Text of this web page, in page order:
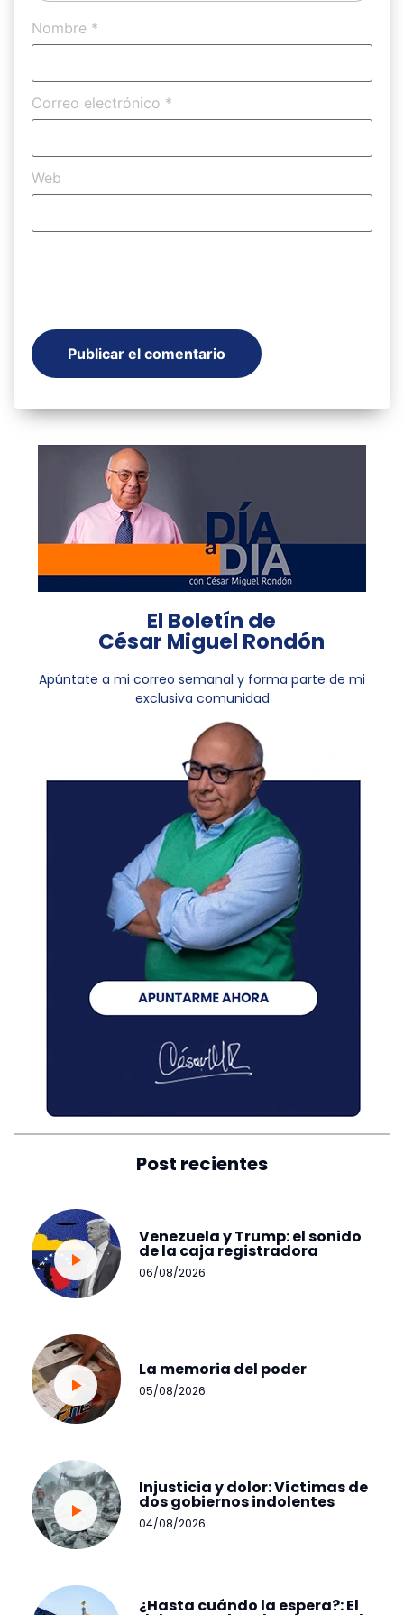
Nombre *
Correo electrónico *
Web
El Boletín de
César Miguel Rondón
Apúntate a mi correo semanal y forma parte de mi
exclusiva comunidad
Post recientes
Venezuela y Trump: el sonido
de la caja registradora
06/08/2026
La memoria del poder
05/08/2026
Injusticia y dolor: Víctimas de
dos gobiernos indolentes
04/08/2026
¿Hasta cuándo la espera?: El